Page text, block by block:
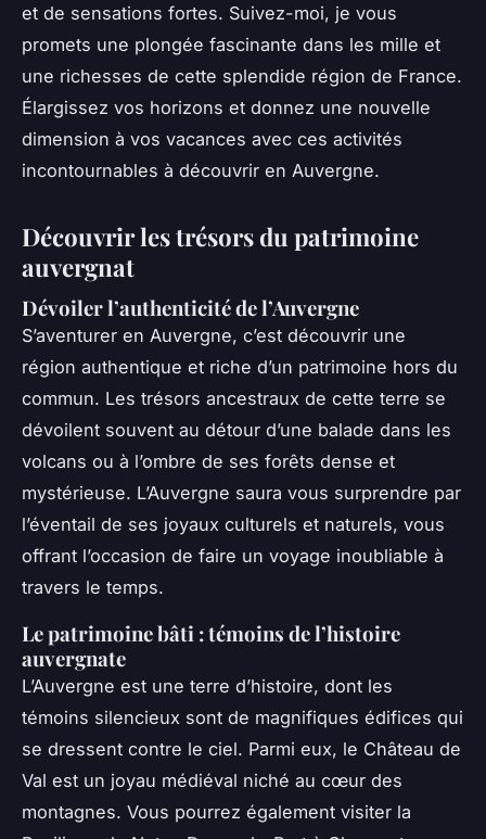
et de sensations fortes. Suivez-moi, je vous
promets une plongée fascinante dans les mille et
une richesses de cette splendide région de France.
Élargissez vos horizons et donnez une nouvelle
dimension à vos vacances avec ces activités
incontournables à découvrir en Auvergne.
Découvrir les trésors du patrimoine
auvergnat
Dévoiler l’authenticité de l’Auvergne
S’aventurer en Auvergne, c’est découvrir une
région authentique et riche d’un patrimoine hors du
commun. Les trésors ancestraux de cette terre se
dévoilent souvent au détour d’une balade dans les
volcans ou à l’ombre de ses forêts dense et
mystérieuse. L’Auvergne saura vous surprendre par
l’éventail de ses joyaux culturels et naturels, vous
offrant l’occasion de faire un voyage inoubliable à
travers le temps.
Le patrimoine bâti : témoins de l’histoire
auvergnate
L’Auvergne est une terre d’histoire, dont les
témoins silencieux sont de magnifiques édifices qui
se dressent contre le ciel. Parmi eux, le Château de
Val est un joyau médiéval niché au cœur des
montagnes. Vous pourrez également visiter la